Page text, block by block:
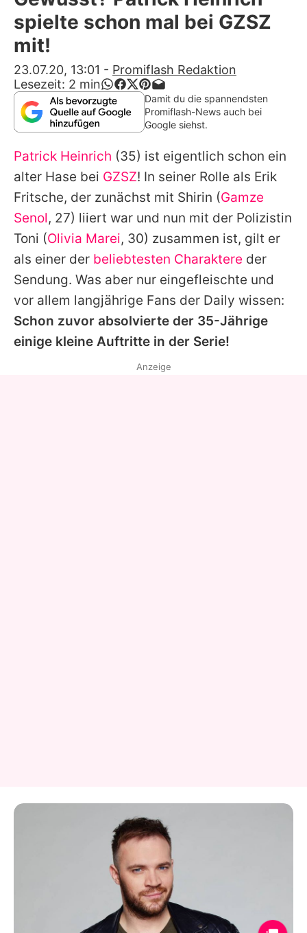
Alle Themen auf Promiflash
App runterladen
Team
Redaktionelle Richtlinien
Impressum
Datenschutzerklärung
Nutzungsbedingungen
Utiq verwalten
spielte schon mal bei GZSZ
mit!
23.07.20, 13:01 - Promiflash Redaktion
Lesezeit: 2 min
Damit du die spannendsten
Promiflash-News auch bei
Google siehst.
Patrick Heinrich (35) ist eigentlich schon ein
alter Hase bei GZSZ! In seiner Rolle als Erik
Fritsche, der zunächst mit Shirin (Gamze
Senol, 27) liiert war und nun mit der Polizistin
Toni (Olivia Marei, 30) zusammen ist, gilt er
als einer der beliebtesten Charaktere der
Sendung. Was aber nur eingefleischte und
vor allem langjährige Fans der Daily wissen:
Schon zuvor absolvierte der 35-Jährige
einige kleine Auftritte in der Serie!
Anzeige